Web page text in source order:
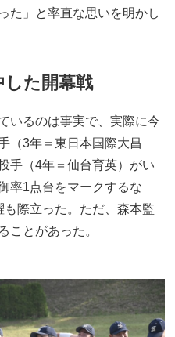
た」と率直な思いを明かし
した開幕戦
いるのは事実で、実際に今
（3年＝東日本国際大昌
手（4年＝仙台育英）がい
率1点台をマークするな
際立った。ただ、森本監
ことがあった。